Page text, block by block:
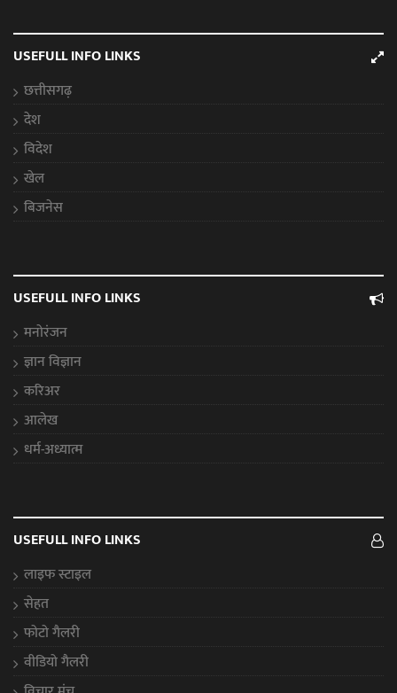
USEFULL INFO LINKS
छत्तीसगढ़
देश
विदेश
खेल
बिजनेस
USEFULL INFO LINKS
मनोरंजन
ज्ञान विज्ञान
करिअर
आलेख
धर्म-अध्यात्म
USEFULL INFO LINKS
लाइफ स्टाइल
सेहत
फोटो गैलरी
वीडियो गैलरी